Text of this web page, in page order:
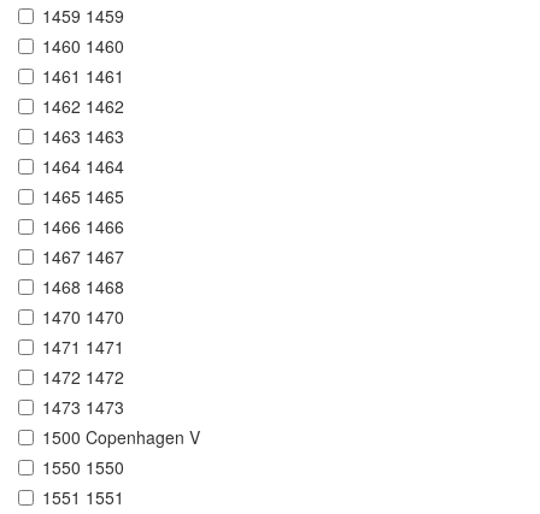
1459 1459
1460 1460
1461 1461
1462 1462
1463 1463
1464 1464
1465 1465
1466 1466
1467 1467
1468 1468
1470 1470
1471 1471
1472 1472
1473 1473
1500 Copenhagen V
1550 1550
1551 1551